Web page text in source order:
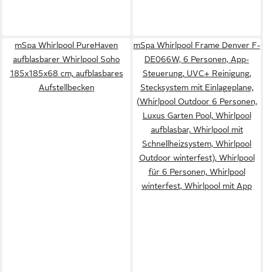
mSpa Whirlpool PureHaven
aufblasbarer Whirlpool Soho
185x185x68 cm, aufblasbares
Aufstellbecken
mSpa Whirlpool Frame Denver F-
DE066W, 6 Personen, App-
Steuerung, UVC+ Reinigung,
Stecksystem mit Einlageplane,
(Whirlpool Outdoor 6 Personen,
Luxus Garten Pool, Whirlpool
aufblasbar, Whirlpool mit
Schnellheizsystem, Whirlpool
Outdoor winterfest), Whirlpool
für 6 Personen, Whirlpool
winterfest, Whirlpool mit App